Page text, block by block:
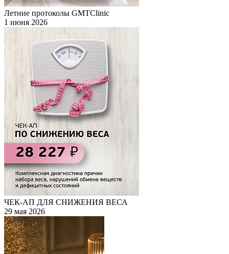
Летние протоколы GMTClinic
1 июня 2026
ЧЕК-АП ДЛЯ СНИЖЕНИЯ ВЕСА
29 мая 2026